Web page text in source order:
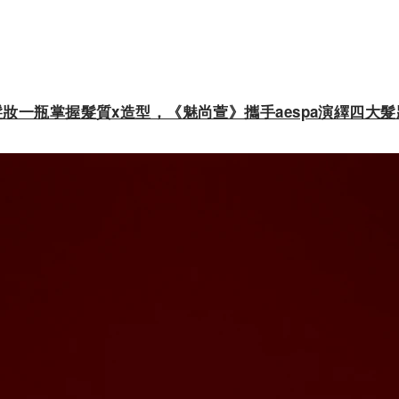
一瓶掌握髮質x造型，《魅尚萱》攜手aespa演繹四大